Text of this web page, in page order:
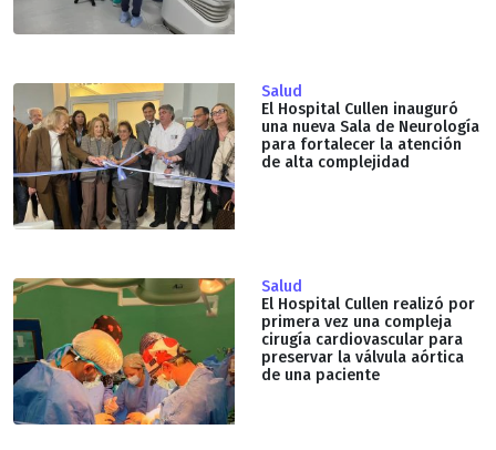
Salud
El Hospital Cullen inauguró
una nueva Sala de Neurología
para fortalecer la atención
de alta complejidad
Salud
El Hospital Cullen realizó por
primera vez una compleja
cirugía cardiovascular para
preservar la válvula aórtica
de una paciente